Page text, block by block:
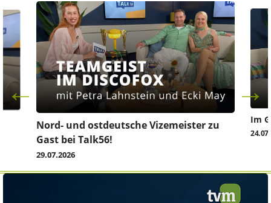
Nord- und ostdeutsche Vizemeister zu
Gast bei Talk56!
29.07.2026
Im